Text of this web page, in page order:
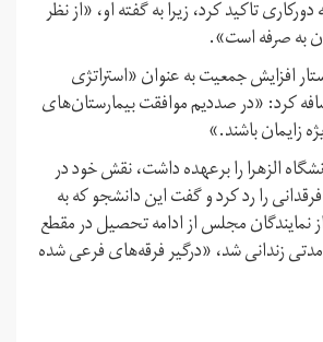
تاکید کرد، زیرا به گفته او، «از نظر
به صرفه است».
افزایش جمعیت به عنوان «استراتژی
کرد: «در صددیم موافقت بیمارستان‌های
زایمان باشند.»
الزهرا را برعهده داشت، نقش خود در
را رد کرد و گفت این دانشجو که به
مجلس از ادامه تحصیل در مقطع
زندانی شد، «درگیر فرقه‌های فرعی شده